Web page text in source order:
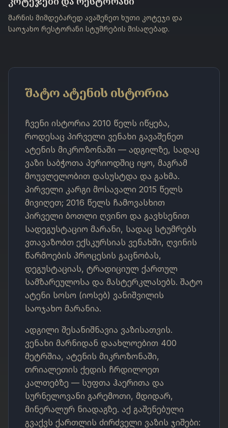
მარნის მიმდებარედ ავაშენეთ ხუთი კოტეჯი და
საოჯახო რესტორანი სტუმრების მისაღებად.
შატო ატენის ისტორია
ჩვენი ისტორია 2010 წელს იწყება,
როდესაც პირველი ვენახი გავაშენეთ
ატენის მიკროზონაში — ადგილზე, სადაც
ვაზი საბჭოთა პერიოდშიც იყო, მაგრამ
მოუვლელობით დასუსტდა და გახმა.
პირველი კარგი მოსავალი 2015 წელს
მივიღეთ; 2016 წელს ჩამოვასხით
პირველი ბოთლი ღვინო და გავხსენით
სადეგუსტაციო მარანი, სადაც სტუმრებს
ვთავაზობთ ექსკურსიას ვენახში, ღვინის
წარმოების პროცესის გაცნობას,
დეგუსტაციას, ტრადიციულ ქართულ
სამზარეულოსა და მასტერკლასებს. შატო
ატენი სოსო (იოსებ) ვანიშვილის
საოჯახო მარანია.
ადგილი შესანიშნავია ვაზისათვის.
ვენახი მარნიდან დაახლოებით 400
მეტრშია, ატენის მიკროზონაში,
თრიალეთის ქედის ჩრდილოეთ
კალთებზე — სუფთა ჰაერითა და
სურნელოვანი გარემოთი, მდიდარ,
მინერალურ ნიადაგზე. აქ გაშენებული
გვაქვს ქართლის ძირძველი ვაზის ჯიშები: